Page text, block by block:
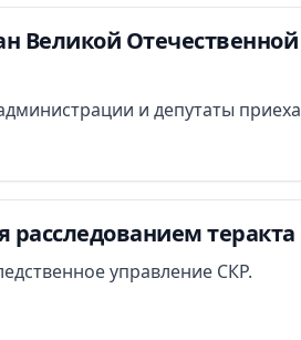
Великой
и депутаты
расследованием
управление СКР.